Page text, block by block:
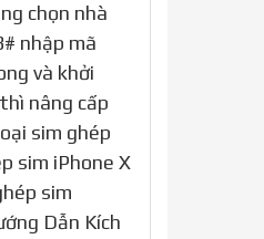
chọn nhà
nhập mã
và khởi
nâng cấp
sim ghép
sim iPhone X
sim
Dẫn Kích